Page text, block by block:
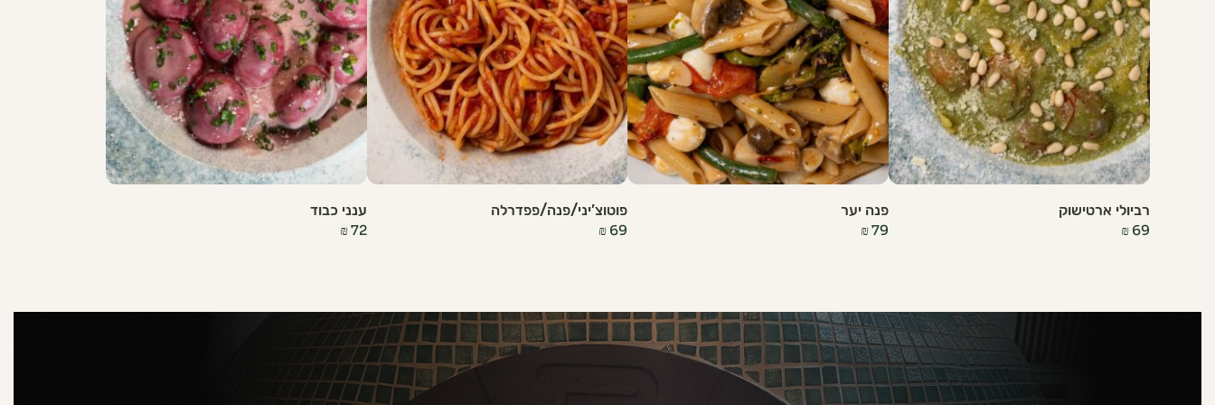
רביולי ארטישוק
₪ 69
פנה יער
₪79
פוטוצ’יני/פנה/פפדרלה
₪ 69
ענני כבוד
₪72